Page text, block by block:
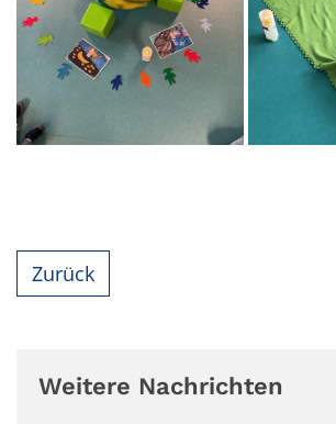
Zurück
Weitere Nachrichten